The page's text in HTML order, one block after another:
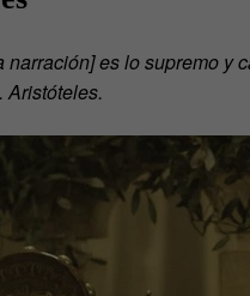
narración] es lo supremo y
Aristóteles.